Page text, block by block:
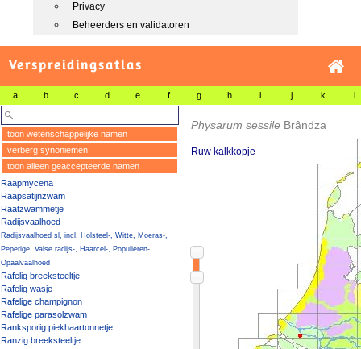
Privacy
Beheerders en validatoren
Verspreidingsatlas
a b c d e f g h i j k l
toon wetenschappelijke namen
verberg synoniemen
toon alleen geaccepteerde namen
Raapmycena
Raapsatijnzwam
Raatzwammetje
Radijsvaalhoed
Radijsvaalhoed sl, incl. Holsteel-, Witte, Moeras-,
Peperige, Valse radijs-, Haarcel-, Populieren-,
Opaalvaalhoed
Rafelig breeksteeltje
Rafelig wasje
Rafelige champignon
Rafelige parasolzwam
Ranksporig piekhaartonnetje
Ranzig breeksteeltje
Physarum sessile Brândza
Ruw kalkkopje